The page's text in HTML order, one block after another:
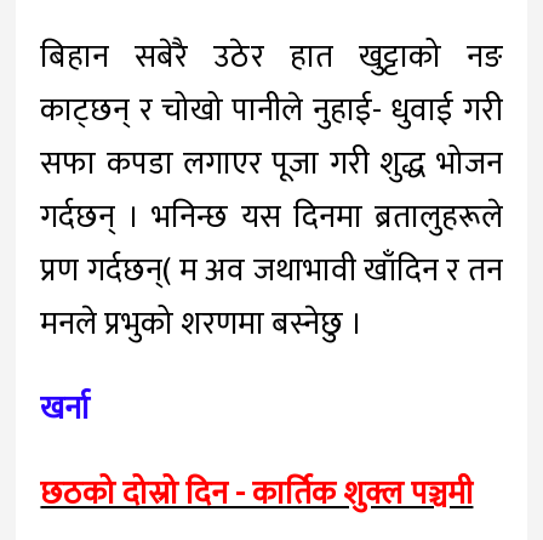
बिहान सबेरै उठेर हात खुट्टाको नङ
काट्छन् र चोखो पानीले नुहाई- धुवाई गरी
सफा कपडा लगाएर पूजा गरी शुद्ध भोजन
गर्दछन् । भनिन्छ यस दिनमा ब्रतालुहरूले
प्रण गर्दछन्( म अव जथाभावी खाँदिन र तन
मनले प्रभुको शरणमा बस्नेछु ।
खर्ना
छठको दोस्रो दिन - कार्तिक शुक्ल पञ्चमी